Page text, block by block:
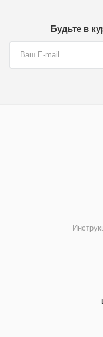
Будьте в